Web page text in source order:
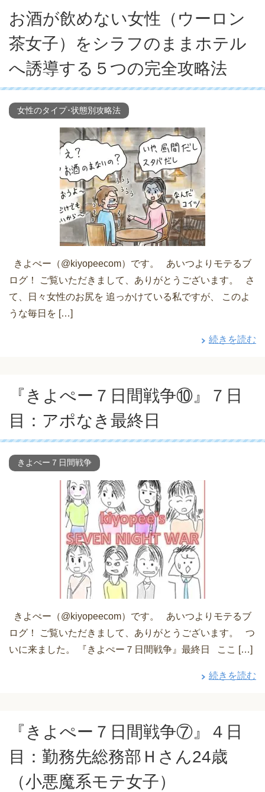
お酒が飲めない女性（ウーロン
茶女子）をシラフのままホテル
へ誘導する５つの完全攻略法
女性のタイプ･状態別攻略法
きよぺー（@kiyopeecom）です。 あいつよりモテるブ
ログ！ ご覧いただきまして、ありがとうございます。 さ
て、日々女性のお尻を 追っかけている私ですが、 このよ
うな毎日を […]
続きを読む
『きよぺー７日間戦争⑩』７日
目：アポなき最終日
きよぺー７日間戦争
きよぺー（@kiyopeecom）です。 あいつよりモテるブ
ログ！ ご覧いただきまして、ありがとうございます。 つ
いに来ました。 『きよぺー７日間戦争』最終日 ここ […]
続きを読む
『きよぺー７日間戦争⑦』４日
目：勤務先総務部Ｈさん24歳
（小悪魔系モテ女子）